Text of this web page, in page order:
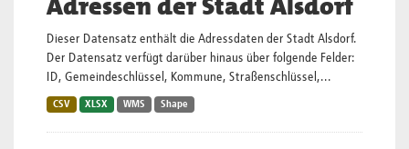
Dieser Datensatz enthält die Adressdaten der Stadt Alsdorf.
Der Datensatz verfügt darüber hinaus über folgende Felder:
ID, Gemeindeschlüssel, Kommune, Straßenschlüssel,...
CSV XLSX WMS Shape